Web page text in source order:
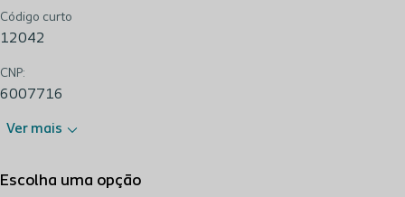
12042 - Anel Moldável Ostomia (4,2 mm)
Código curto
12042
CNP:
6007716
Ver mais
Escolha uma opção